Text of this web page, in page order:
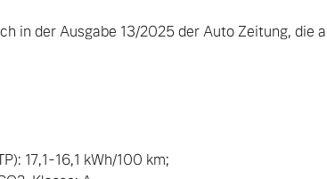
in der Ausgabe 13/2025 der Auto Zeitung, die
17,1-16,1 kWh/100 km;